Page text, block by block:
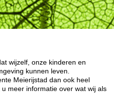
wijzelf, onze kinderen en
kunnen leven.
Meierijstad dan ook heel
meer informatie over wat wij als